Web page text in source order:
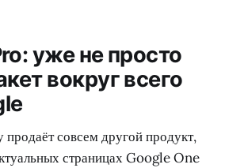
уже не просто
вокруг всего
совсем другой продукт,
страницах Google One